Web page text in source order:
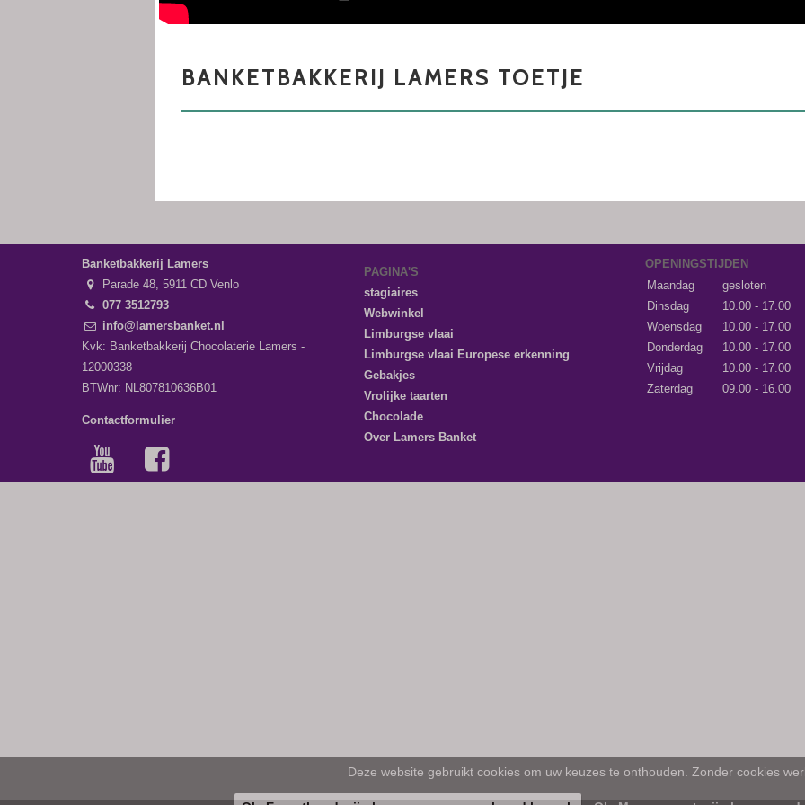
Banketbakkerij Lamers
Parade 48, 5911 CD Venlo
077 3512793
info@lamersbanket.nl
Kvk: Banketbakkerij Chocolaterie Lamers -
12000338
BTWnr: NL807810636B01
Contactformulier
PAGINA'S
stagiaires
Webwinkel
Limburgse vlaai
Limburgse vlaai Europese erkenning
Gebakjes
Vrolijke taarten
Chocolade
Over Lamers Banket
OPENINGSTIJDEN
Maandag
gesloten
Dinsdag
10.00 - 17.00
Woensdag
10.00 - 17.00
Donderdag
10.00 - 17.00
Vrijdag
10.00 - 17.00
Zaterdag
09.00 - 16.00
Deze website gebruikt cookies om uw keuzes te onthouden. Zonder cookies